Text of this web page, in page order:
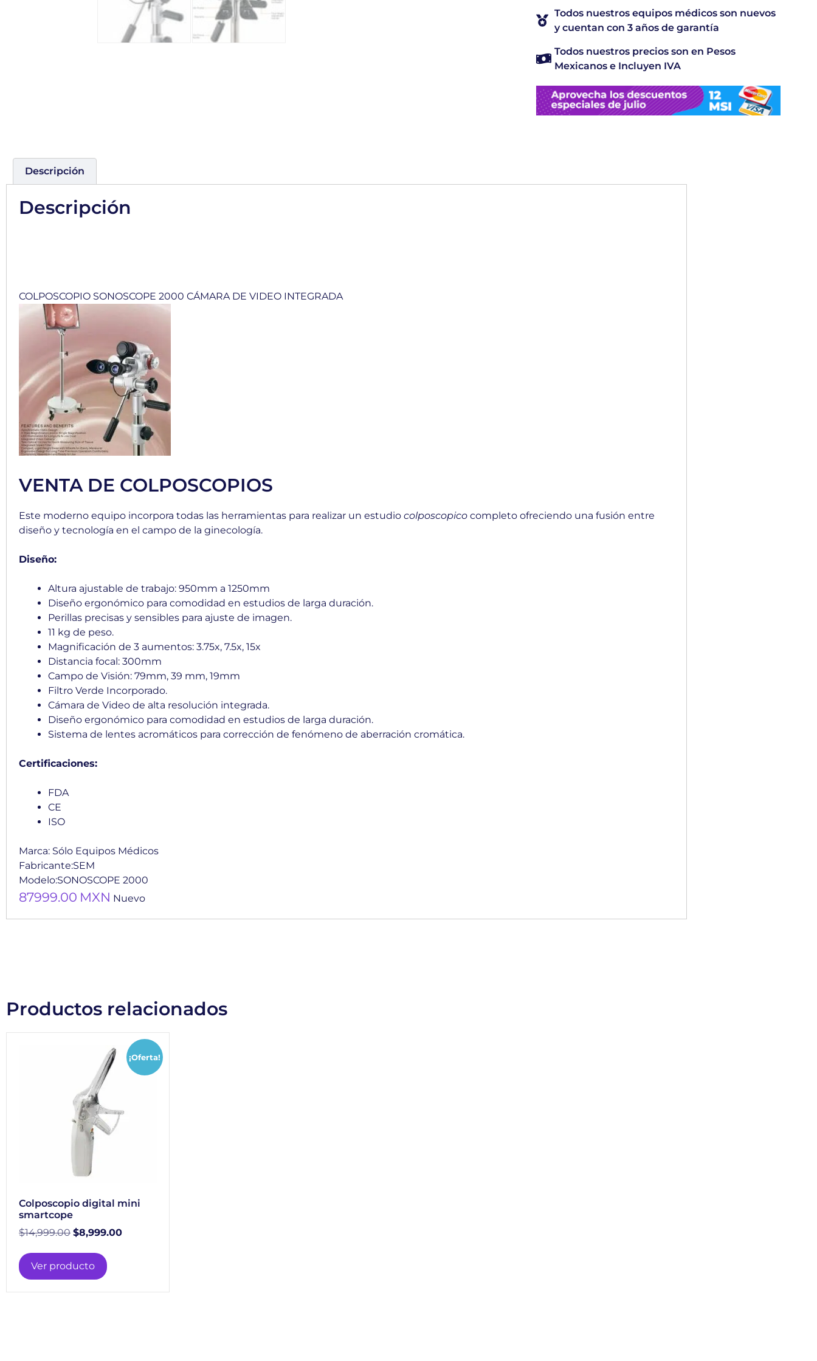
Todos nuestros equipos médicos son nuevos
y cuentan con 3 años de garantía
Todos nuestros precios son en Pesos
Mexicanos e Incluyen IVA
Descripción
Descripción
COLPOSCOPIO SONOSCOPE 2000 CÁMARA DE VIDEO INTEGRADA
VENTA DE COLPOSCOPIOS
Este moderno equipo incorpora todas las herramientas para realizar un estudio colposcopico completo ofreciendo una fusión entre
diseño y tecnología en el campo de la ginecología.
Diseño:
Altura ajustable de trabajo: 950mm a 1250mm
Diseño ergonómico para comodidad en estudios de larga duración.
Perillas precisas y sensibles para ajuste de imagen.
11 kg de peso.
Magnificación de 3 aumentos: 3.75x, 7.5x, 15x
Distancia focal: 300mm
Campo de Visión: 79mm, 39 mm, 19mm
Filtro Verde Incorporado.
Cámara de Video de alta resolución integrada.
Diseño ergonómico para comodidad en estudios de larga duración.
Sistema de lentes acromáticos para corrección de fenómeno de aberración cromática.
Certificaciones:
FDA
CE
ISO
Marca: Sólo Equipos Médicos
Fabricante:SEM
Modelo:SONOSCOPE 2000
87999.00 MXN Nuevo
Productos relacionados
¡Oferta!
Colposcopio digital mini
smartcope
$14,999.00 $8,999.00
Ver producto